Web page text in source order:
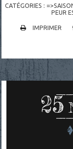
CATÉGORIES :
PEUR
IMPRIMER
25